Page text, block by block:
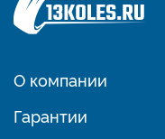
О компании
Гарантии